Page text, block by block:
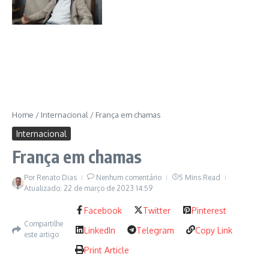
Por outro lado,a Ucrânia resiste e não se dispõe a ceder
territórios— nem mesmo a Crimeia — em troca da paz. Pede
tentando desalojar as tropas inimigas. Ao mesmo tempo, há o
temor de que uma eventual derrota militar ucraniana anime a
Rússia a invadir outros países vizinhos, especialmente a
Home / Internacional / França em chamas
Internacional
França em chamas
Por Renato Dias Nenhum comentário
5 Mins Read
Atualizado: 22 de março de 2023 14:59
Compartilhe
este artigo
Facebook Twitter
Pinterest
LinkedIn
Telegram
Copy Link
Print Article